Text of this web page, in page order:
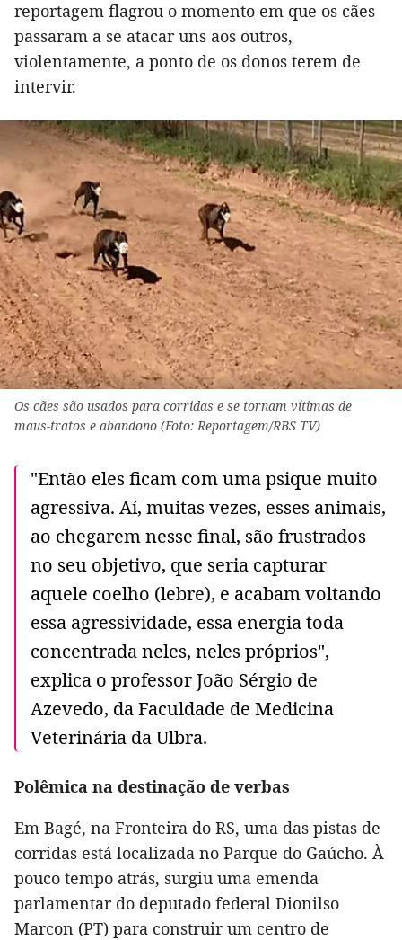
reportagem flagrou o momento em que os cães
passaram a se atacar uns aos outros,
violentamente, a ponto de os donos terem de
intervir.
Os cães são usados para corridas e se tornam vítimas de
maus-tratos e abandono (Foto: Reportagem/RBS TV)
"Então eles ficam com uma psique muito
agressiva. Aí, muitas vezes, esses animais,
ao chegarem nesse final, são frustrados
no seu objetivo, que seria capturar
aquele coelho (lebre), e acabam voltando
essa agressividade, essa energia toda
concentrada neles, neles próprios",
explica o professor João Sérgio de
Azevedo, da Faculdade de Medicina
Veterinária da Ulbra.
Polêmica na destinação de verbas
Em Bagé, na Fronteira do RS, uma das pistas de
corridas está localizada no Parque do Gaúcho. À
pouco tempo atrás, surgiu uma emenda
parlamentar do deputado federal Dionilso
Marcon (PT) para construir um centro de